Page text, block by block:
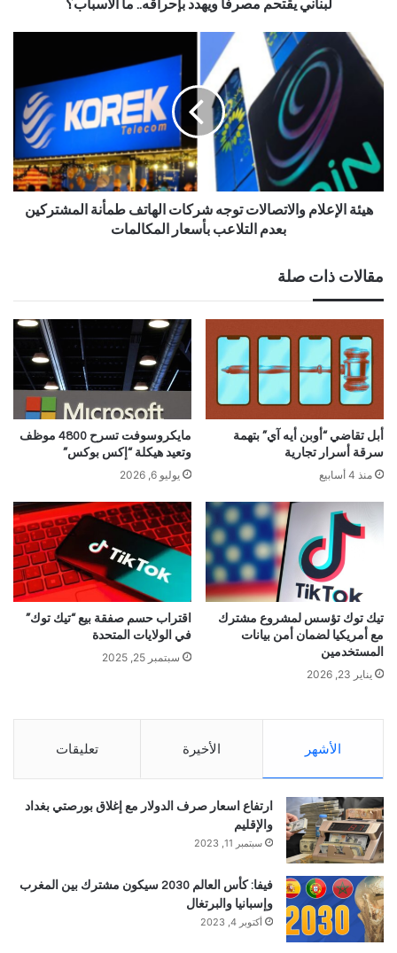
لبناني يقتحم مصرفا ويهدد بإحراقه.. ما الأسباب؟
هيئة الإعلام والاتصالات توجه شركات الهاتف طمأنة المشتركين
بعدم التلاعب بأسعار المكالمات
مقالات ذات صلة
أبل تقاضي “أوبن أيه آي” بتهمة
سرقة أسرار تجارية
منذ 4 أسابيع
مايكروسوفت تسرح 4800 موظف
وتعيد هيكلة “إكس بوكس”
يوليو 6, 2026
تيك توك تؤسس لمشروع مشترك
مع أمريكيا لضمان أمن بيانات
المستخدمين
يناير 23, 2026
اقتراب حسم صفقة بيع “تيك توك”
في الولايات المتحدة
سبتمبر 25, 2025
الأشهر الأخيرة تعليقات
ارتفاع اسعار صرف الدولار مع إغلاق بورصتي بغداد
والإقليم
سبتمبر 11, 2023
فيفا: كأس العالم 2030 سيكون مشترك بين المغرب
وإسبانيا والبرتغال
أكتوبر 4, 2023